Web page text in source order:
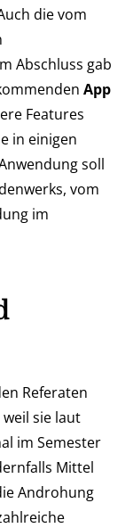
dievom
Abschluss gab
App
Features
in einigen
soll
vom
im
Referaten
weil sie laut
im Semester
Mittel
Androhung